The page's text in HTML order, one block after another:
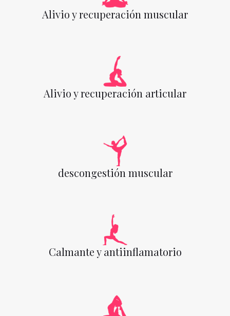
Alivio y recuperación muscular
Alivio y recuperación articular
descongestión muscular
Calmante y antiinflamatorio